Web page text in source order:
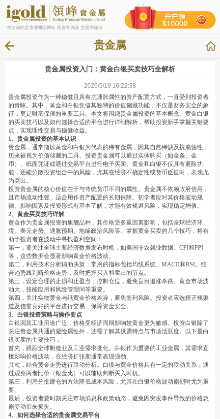
您访问的是香港地区网站 投资有风险 交易需谨慎
贵金属
贵金属投资入门：黄金白银买卖技巧全解析
2026/5/19 16:22:38
贵金属投资作为一种稳健且具有抗通胀属性的资产配置方式，一直受到投资者
的青睐。其中，黄金和白银凭借其独特的价值储藏功能，不仅是财务安全的象
征，更是财富保值的重要工具。本文将围绕贵金属投资的基本概念、黄金白银
的买卖技巧以及如何选择合适的平台进行详细解析，帮助投资新手掌握关键要
点，实现理性交易与稳健收益。
1、贵金属投资的基本认识
贵金属，通常指以黄金和白银为代表的稀有金属，因其自然稀缺及抗腐蚀性，
历来被视为价值储藏的工具。投资贵金属可以通过实体购买（如金条、金
币）、纸面凭证或通过交易平台进行电子买卖。黄金和白银不仅具有避险功
能，还能分散投资组合中的风险，尤其在经济不确定性或货币贬值时，表现尤
为突出。
投资贵金属的核心价值在于与传统货币不同的属性。贵金属不依赖政府信用，
且市场流动性强，适合用作资产配置的长期保障。初学者应对其价格波动规
律、影响因素及投资形式有基本了解，才能有效规避风险，实现稳定增值。
2、黄金买卖技巧详解
黄金作为贵金属投资的旗舰品种，其价格受多重因素影响，包括全球经济环
境、美元走势、通胀预期、地缘政治风险等。掌握黄金买卖的几个技巧，将有
助于投资者在波动中寻找盈利空间：
第一，要关注全球主要经济数据发布时机，如美国非农就业数据、CPI和PPI
等，这些数据会显著影响黄金价格波动。
第二，利用技术分析辅助决策，常用的指标包括均线系统、MACD和RSI。结
合趋势线判断价格走势，及时把握买入和卖出的节点。
第三，设定合理的止损和止盈点，控制仓位，避免盲目追涨杀跌。黄金市场波
动大，技能应用和风险管理同等重要。
第四，关注实物黄金与纸黄金价格差异，避免套利风险。投资者应选择正规渠
道及信誉良好的平台进行交易，保障资金安全。
3、白银投资策略与操作要点
白银因其工业用途广泛，价格受经济周期影响较黄金更为敏感。投资白银除了
关注贵金属共通的避险属性外，还需了解其供需特点与市场活跃度。以下是白
银买卖的主要技巧：
首先，跟踪全球制造业及工业需求变化。白银作为重要的工业金属，其需求直
接影响价格波动，在经济扩张期通常表现强劲。
其次，结合黄金走势进行联动分析。白银与黄金价格具有一定的联动关系，通
过观察两者比价（银金比）可以辅助判断买入时机。
第三，利用分批建仓的方法降低成本风险，尤其在白银价格波动剧烈时尤为重
要。
最后，投资者要时刻关注市场消息和政策动态，避免因突发事件导致的价格急
剧变动带来损失。
4、如何选择合适的贵金属交易平台